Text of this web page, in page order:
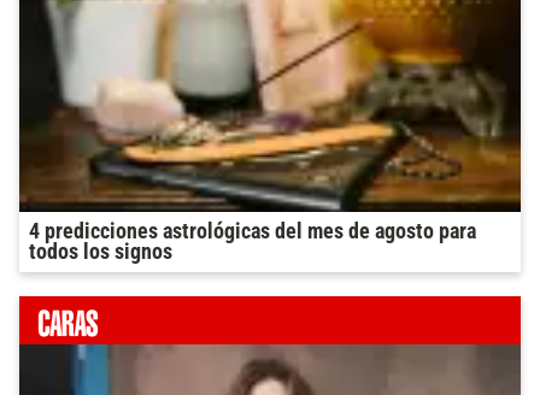
4 predicciones astrológicas del mes de agosto para
todos los signos